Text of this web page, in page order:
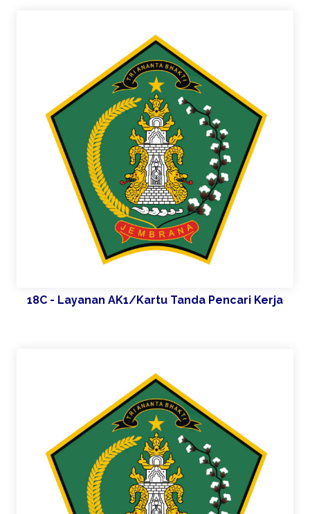
18C - Layanan AK1/Kartu Tanda Pencari Kerja